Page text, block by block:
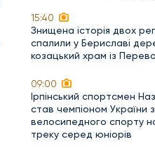
15:40
Знищена історія двох
спалили у Бериславі
козацький храм із
09:00
Ірпінський спортсмен
став чемпіоном України з
велосипедного спорту
треку серед юніорів